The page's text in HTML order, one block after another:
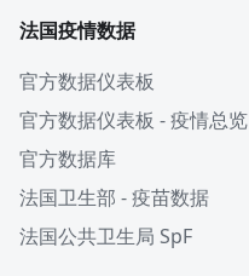
法国疫情数据
官方数据仪表板
官方数据仪表板 - 疫情总览
官方数据库
法国卫生部 - 疫苗数据
法国公共卫生局 SpF